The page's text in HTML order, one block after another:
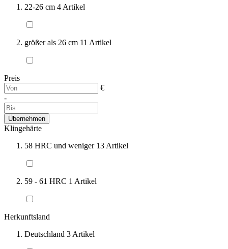
22-26 cm 4 Artikel
größer als 26 cm 11 Artikel
Preis
€
-
Übernehmen
Klingehärte
58 HRC und weniger 13 Artikel
59 - 61 HRC 1 Artikel
Herkunftsland
Deutschland 3 Artikel